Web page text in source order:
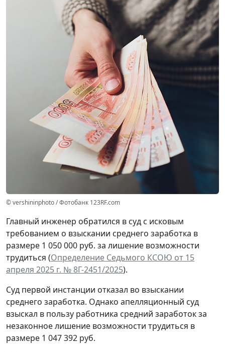
© vershininphoto / Фотобанк 123RF.com
Главный инженер обратился в суд с исковым
требованием о взыскании среднего заработка в
размере 1 050 000 руб. за лишение возможности
трудиться (Определение Седьмого КСОЮ от 15
апреля 2025 г. № 8Г-2451/2025).
Суд первой инстанции отказал во взыскании
среднего заработка. Однако апелляционный суд
взыскал в пользу работника средний заработок за
незаконное лишение возможности трудиться в
размере 1 047 392 руб.